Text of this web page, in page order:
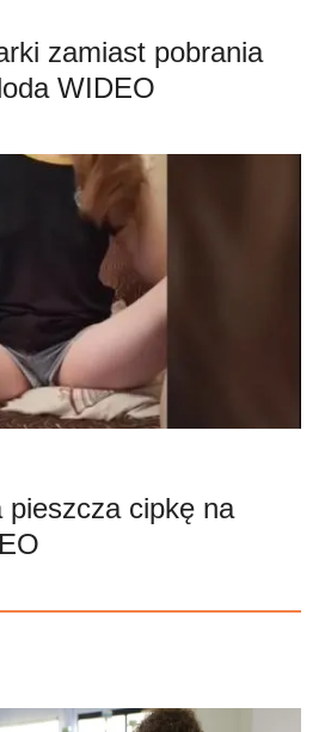
zamiast pobrania
WIDEO
pieszcza cipkę na